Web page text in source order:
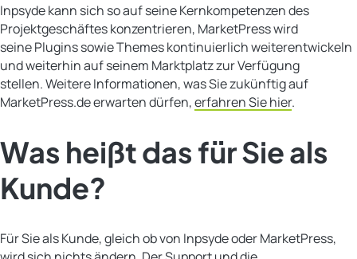
Inpsyde kann sich so auf seine Kernkompetenzen des
Projektgeschäftes konzentrieren, MarketPress wird
seine Plugins sowie Themes kontinuierlich weiterentwickeln
und weiterhin auf seinem Marktplatz zur Verfügung
stellen. Weitere Informationen, was Sie zukünftig auf
MarketPress.de erwarten dürfen,erfahren Sie hier.
Was heißt das für Sie als
Kunde?
Für Sie als Kunde, gleich ob von Inpsyde oder MarketPress,